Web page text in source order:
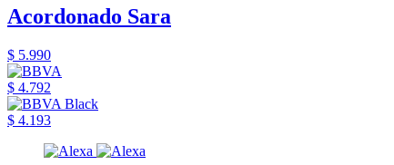
Acordonado Sara
$ 5.990
$ 4.792
$ 4.193